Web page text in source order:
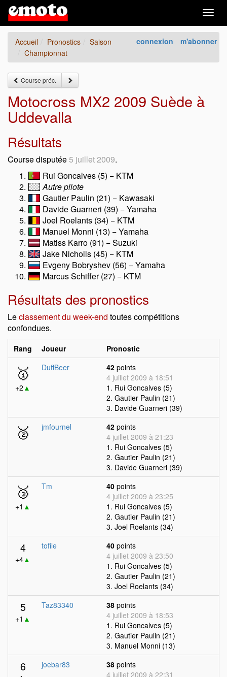
connexion m'abonner
Accueil Pronostics
Saison
Championnat
Course préc.
Motocross MX2 2009 Suède à
Uddevalla
Résultats
Course disputée5 juillet 2009.
Rui Goncalves (5) − KTM
Autre pilote
Gautier Paulin (21) − Kawasaki
Davide Guarneri (39) − Yamaha
Joel Roelants (34) − KTM
Manuel Monni (13) − Yamaha
Matiss Karro (91) − Suzuki
Jake Nicholls (45) − KTM
Evgeny Bobryshev (56) − Yamaha
Marcus Schiffer (27) − KTM
Résultats des pronostics
Leclassement du week-end toutes compétitions
confondues.
Rang Joueur Pronostic
🥇
+2 ▲
DuffBeer 42 points
4 juillet 2009 à 18:51
1. Rui Goncalves (5)
2. Gautier Paulin (21)
3. Davide Guarneri (39)
🥈 jmfournel 42 points
4 juillet 2009 à 21:23
1. Rui Goncalves (5)
2. Gautier Paulin (21)
3. Davide Guarneri (39)
🥉
+1 ▲
Tm 40 points
4 juillet 2009 à 23:25
1. Rui Goncalves (5)
2. Gautier Paulin (21)
3. Joel Roelants (34)
4
+4▲
tofile 40 points
4 juillet 2009 à 23:50
1. Rui Goncalves (5)
2. Gautier Paulin (21)
3. Joel Roelants (34)
5
+1 ▲
Taz83340 38 points
4 juillet 2009 à 18:53
1. Rui Goncalves (5)
2. Gautier Paulin (21)
3. Manuel Monni (13)
6 joebar83 38 points
4 juillet 2009 à 22:31